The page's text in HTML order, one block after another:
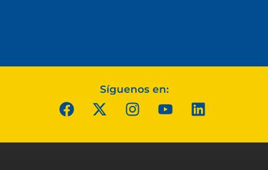
Síguenos en: